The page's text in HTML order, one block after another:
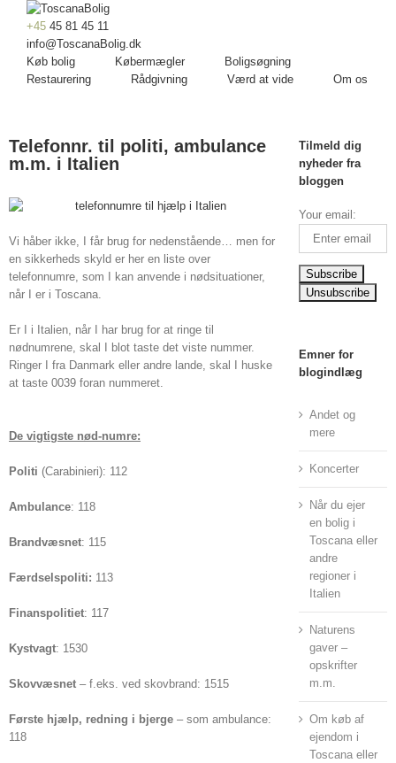
+45 45 81 45 11
info@ToscanaBolig.dk
Køb bolig
Købermægler
Boligsøgning
Restaurering
Rådgivning Værd at vide Om os
Telefonnr. til politi, ambulance
m.m. i Italien
Vi håber ikke, I får brug for nedenstående… men for
en sikkerheds skyld er her en liste over
telefonnumre, som I kan anvende i nødsituationer,
når I er i Toscana.
Er I i Italien, når I har brug for at ringe til
nødnumrene, skal I blot taste det viste nummer.
Ringer I fra Danmark eller andre lande, skal I huske
at taste 0039 foran nummeret.
De vigtigste nød-numre:
Politi (Carabinieri): 112
Ambulance: 118
Brandvæsnet: 115
Færdselspoliti: 113
Finanspolitiet: 117
Kystvagt: 1530
Skovvæsnet – f.eks. ved skovbrand: 1515
Første hjælp, redning i bjerge – som ambulance:
118
Tilmeld dig
nyheder fra
bloggen
Your email:
Emner for
blogindlæg
Andet og
mere
Koncerter
Når du ejer
en bolig i
Toscana eller
andre
regioner i
Italien
Naturens
gaver –
opskrifter
m.m.
Om køb af
ejendom i
Toscana eller